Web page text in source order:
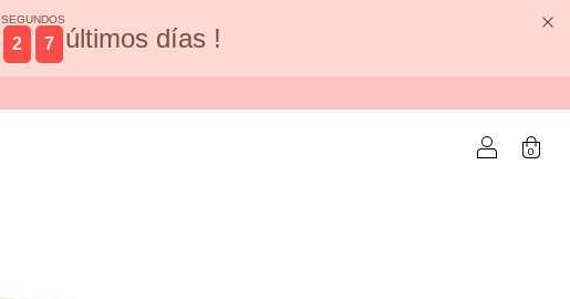
SEGUNDOS
2 6 últimos días !
0